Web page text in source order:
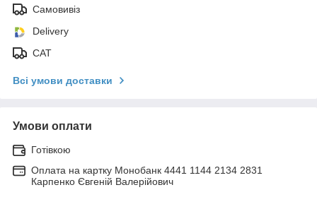
Самовивіз
Delivery
САТ
Всі умови доставки
Умови оплати
Готівкою
Оплата на картку Монобанк 4441 1144 2134 2831
Карпенко Євгеній Валерійович